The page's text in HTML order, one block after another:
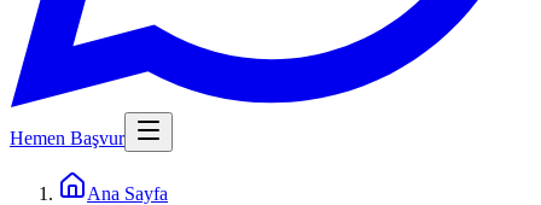
Hemen Başvur
Ana Sayfa